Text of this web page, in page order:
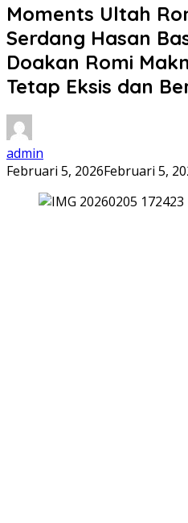
Moments Ultah
Serdang Hasan
Doakan Romi
Tetap Eksis dan
admin
Februari 5, 2026Februari 5,